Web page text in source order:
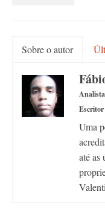
Sobre o autor
Escritor
Uma
até as